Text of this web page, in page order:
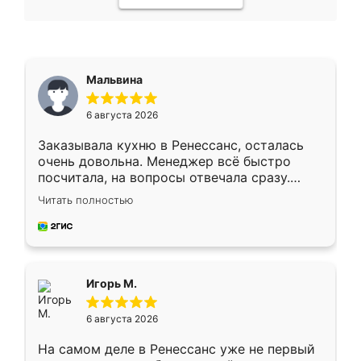
Мальвина
6 августа 2026
Заказывала кухню в Ренессанс, осталась
очень довольна. Менеджер всё быстро
посчитала, на вопросы отвечала сразу.
Замерщик приехал в субботу, подошёл к
делу со всей ответственностью. Собрали
за день, ребята работали аккуратно, даже
Читать полностью
Игорь М.
6 августа 2026
На самом деле в Ренессанс уже не первый